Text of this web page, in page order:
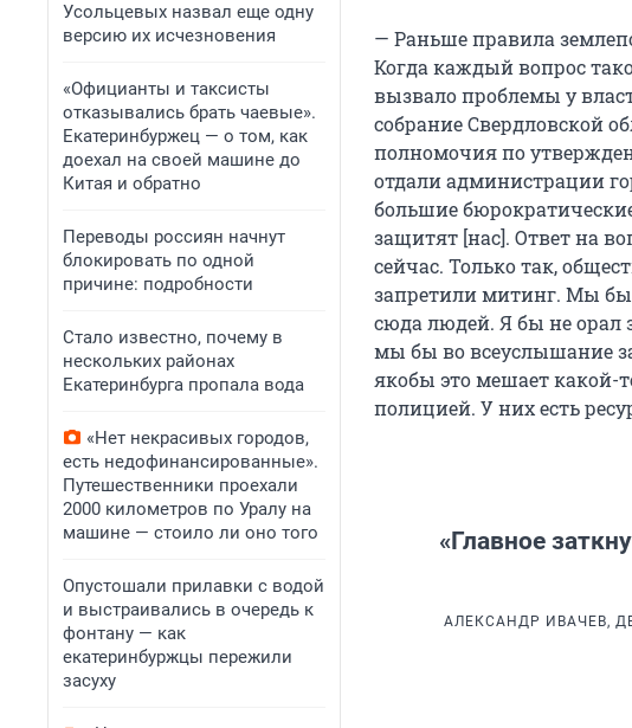
Усольцевых назвал еще одну
версию их исчезновения
«Официанты и таксисты
отказывались брать чаевые».
Екатеринбуржец — о том, как
доехал на своей машине до
Китая и обратно
Переводы россиян начнут
блокировать по одной
причине: подробности
Стало известно, почему в
нескольких районах
Екатеринбурга пропала вода
«Нет некрасивых городов,
есть недофинансированные».
Путешественники проехали
2000 километров по Уралу на
машине — стоило ли оно того
Опустошали прилавки с водой
и выстраивались в очередь к
фонтану — как
екатеринбуржцы пережили
засуху
— Раньше правила
Когда каждый вопрос
вызвало проблемы у
собрание Свердловской
полномочия по
отдали администрации
большие
защитят [нас]. Ответ на
сейчас. Только так,
запретили митинг. Мы
сюда людей. Я бы не орал
мы бы во всеуслышание
якобы это мешает какой-
полицией. У них есть
«Главное
АЛЕКСАНДР ИВАЧЕВ,